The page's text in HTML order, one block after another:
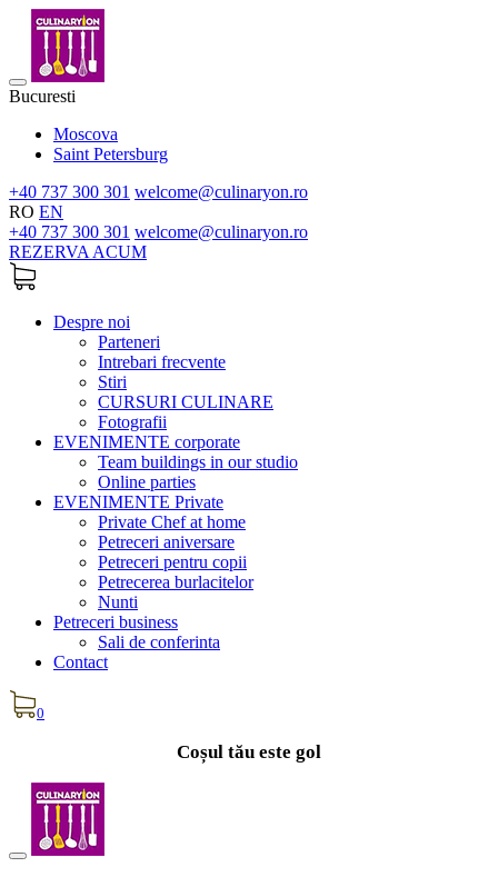
Bucuresti
Moscova
Saint Petersburg
+40 737 300 301 welcome@culinaryon.ro
RO EN
+40 737 300 301 welcome@culinaryon.ro
REZERVA ACUM
Despre noi
Parteneri
Intrebari frecvente
Stiri
CURSURI CULINARE
Fotografii
EVENIMENTE corporate
Team buildings in our studio
Online parties
EVENIMENTE Private
Private Chef at home
Petreceri aniversare
Petreceri pentru copii
Petrecerea burlacitelor
Nunti
Petreceri business
Sali de conferinta
Contact
0
Coșul tău este gol